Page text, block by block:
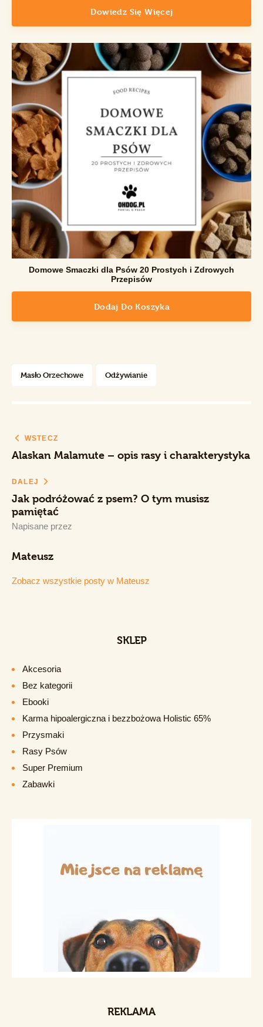
Dowiedz Się Więcej
Domowe Smaczki dla Psów 20 Prostych i Zdrowych
Przepisów
Dodaj Do Koszyka
Masło Orzechowe Odżywianie
WSTECZ
Alaskan Malamute – opis rasy i charakterystyka
DALEJ
Jak podróżować z psem? O tym musisz
pamiętać
Napisane przez
Mateusz
Zobacz wszystkie posty w Mateusz
SKLEP
Akcesoria
Bez kategorii
Ebooki
Karma hipoalergiczna i bezzbożowa Holistic 65%
Przysmaki
Rasy Psów
Super Premium
Zabawki
REKLAMA